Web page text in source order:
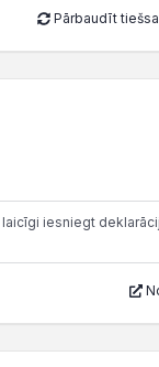
Pārbaudīt
iesniegt